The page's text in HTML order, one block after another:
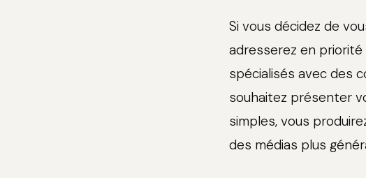
Si vous décidez de
adresserez en
spécialisés avec des
souhaitez présenter
simples, vous
des médias plus